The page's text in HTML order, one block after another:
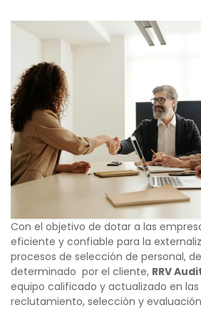
Con el objetivo de dotar a las
eficiente y confiable para la
procesos de selección de personal,
determinado por el cliente, RRV
equipo calificado y actualizado en
reclutamiento, selección y